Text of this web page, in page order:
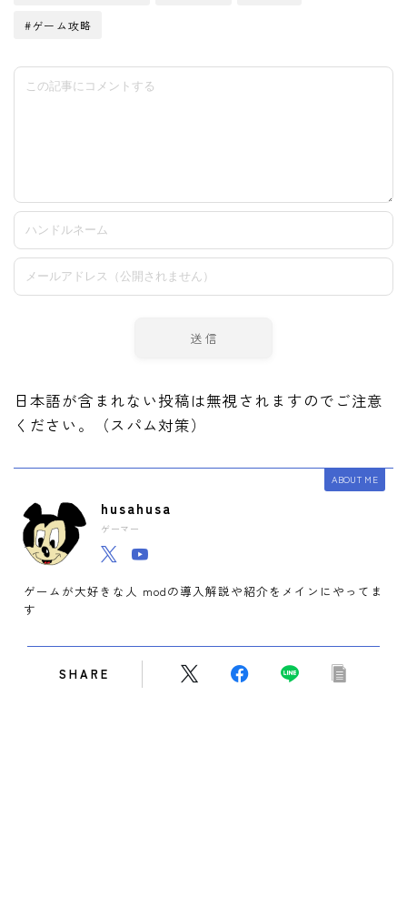
#ゲーム攻略
日本語が含まれない投稿は無視されますのでご注意
ください。（スパム対策）
ABOUT ME
husahusa
ゲーマー
ゲームが大好きな人 modの導入解説や紹介をメインにやってま
す
SHARE